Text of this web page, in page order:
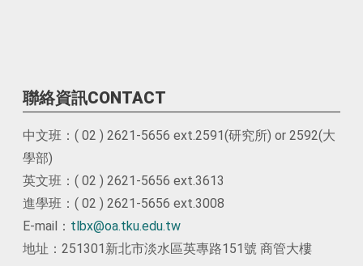
聯絡資訊CONTACT
中文班：( 02 ) 2621-5656 ext.2591(研究所) or 2592(大
學部)
英文班：( 02 ) 2621-5656 ext.3613
進學班：( 02 ) 2621-5656 ext.3008
E-mail： tlbx@oa.tku.edu.tw
地址：251301新北市淡水區英專路151號 商管大樓